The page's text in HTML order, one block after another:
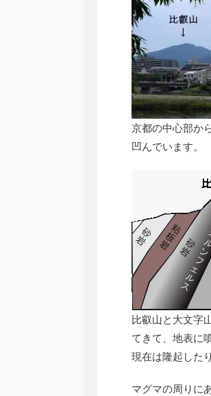
京都の中心部か
凹んでいます。
比叡山と大文字
てきて、地表に
現在は隆起した
マグマの周りに